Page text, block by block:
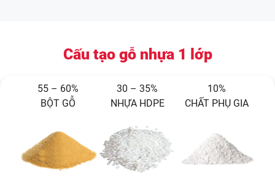
Cấu tạo gỗ nhựa 1 lớp
55 – 60%
BỘT GỖ
30 – 35%
NHỰA HDPE
10%
CHẤT PHỤ GIA